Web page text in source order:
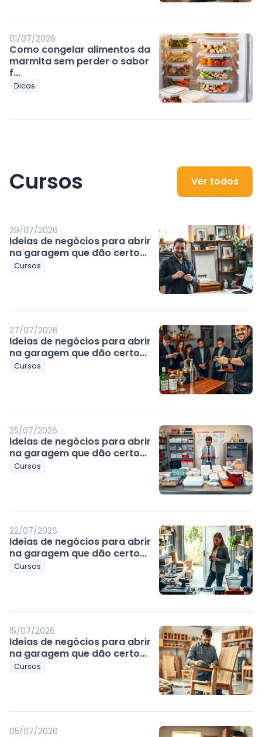
01/07/2026
Como congelar alimentos da
marmita sem perder o sabor
f...
Dicas
Cursos Ver todos
29/07/2026
Ideias de negócios para abrir
na garagem que dão certo...
Cursos
27/07/2026
Ideias de negócios para abrir
na garagem que dão certo...
Cursos
25/07/2026
Ideias de negócios para abrir
na garagem que dão certo...
Cursos
22/07/2026
Ideias de negócios para abrir
na garagem que dão certo...
Cursos
15/07/2026
Ideias de negócios para abrir
na garagem que dão certo...
Cursos
05/07/2026